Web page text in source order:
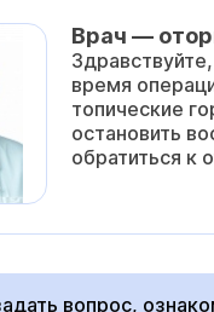
Врач —
время
топические
остановить
обратиться к
вопрос,